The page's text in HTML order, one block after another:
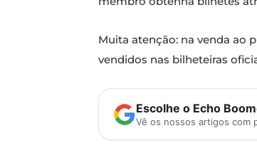
Muita atenção: na venda ao
vendidos nas bilheteiras
Escolhe o Echo
Vê os nossos artigos com